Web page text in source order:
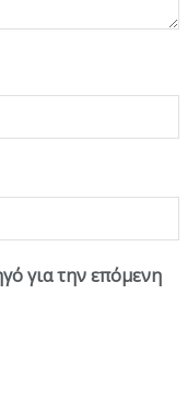
για την επόμενη